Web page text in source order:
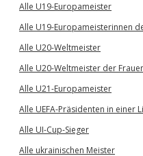
Alle U19-Europameister
Alle U19-Europameisterinnen
Alle U20-Weltmeister
Alle U20-Weltmeister der
Alle U21-Europameister
Alle UEFA-Präsidenten in einer
Alle UI-Cup-Sieger
Alle ukrainischen Meister